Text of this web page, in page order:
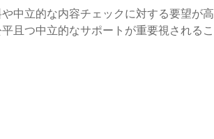
中立的な内容チェックに対する要望が高
且つ中立的なサポートが重要視されるこ